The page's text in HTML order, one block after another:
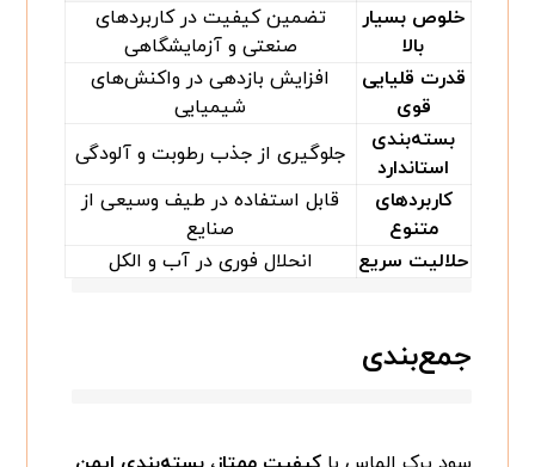
خلوص بسیار
بالا
تضمین کیفیت در کاربردهای
صنعتی و آزمایشگاهی
قدرت قلیایی
قوی
افزایش بازدهی در واکنش‌های
شیمیایی
بسته‌بندی
استاندارد
جلوگیری از جذب رطوبت و آلودگی
کاربردهای
متنوع
قابل استفاده در طیف وسیعی از
صنایع
حلالیت سریع
انحلال فوری در آب و الکل
جمع‌بندی